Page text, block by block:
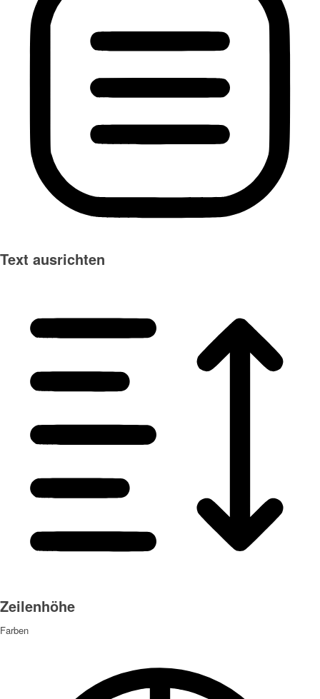
Text ausrichten
Zeilenhöhe
Farben